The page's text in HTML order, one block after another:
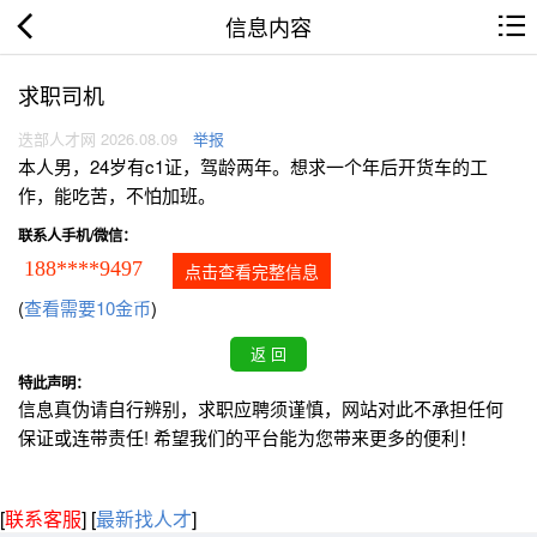
信息内容
求职司机
迭部人才网 2026.08.09 举报
本人男，24岁有c1证，驾龄两年。想求一个年后开货车的工
作，能吃苦，不怕加班。
联系人手机/微信：
188****9497 点击查看完整信息
(查看需要10金币)
特此声明：
信息真伪请自行辨别，求职应聘须谨慎，网站对此不承担任何
保证或连带责任! 希望我们的平台能为您带来更多的便利！
[联系客服] [最新找人才]